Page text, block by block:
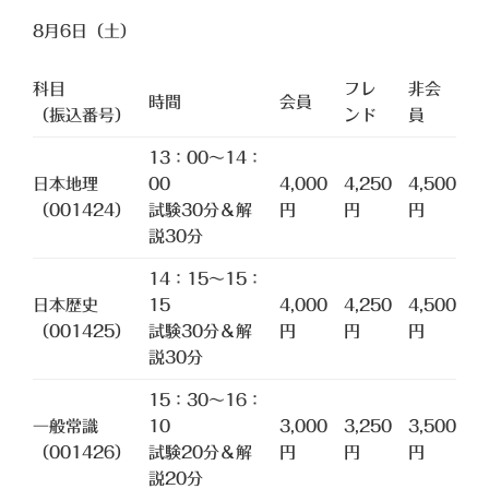
8月6日（土）
科目
（振込番号）
時間 会員
フレ
ンド
非会
員
日本地理
（001424）
13：00～14：
00
試験30分＆解
説30分
4,000
円
4,250
円
4,500
円
日本歴史
（001425）
14：15～15：
15
試験30分＆解
説30分
4,000
円
4,250
円
4,500
円
一般常識
（001426）
15：30～16：
10
試験20分＆解
説20分
3,000
円
3,250
円
3,500
円